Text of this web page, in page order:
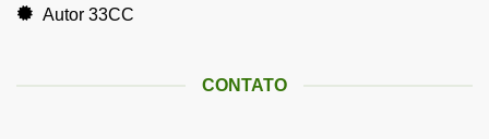
Autor 33CC
CONTATO